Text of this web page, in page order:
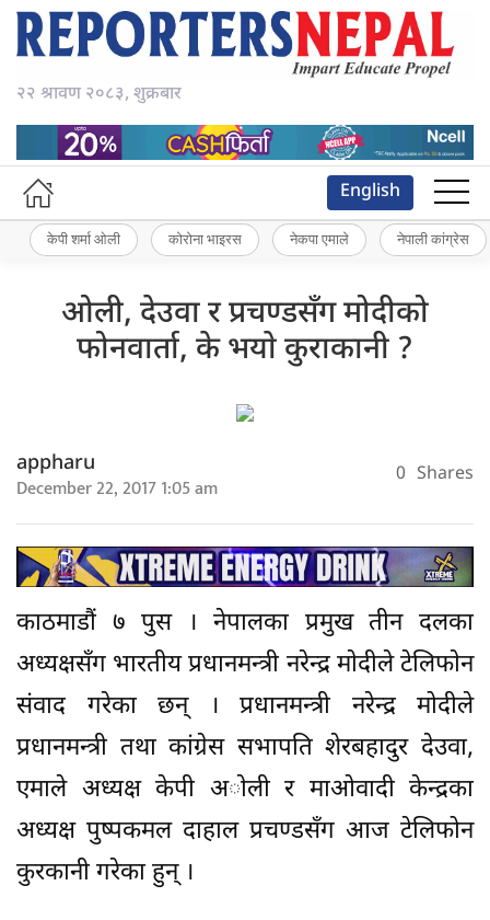
२२ श्रावण २०८३, शुक्रबार
English
केपी शर्मा ओली कोरोना भाइरस नेकपा एमाले नेपाली कांग्रेस
ओली, देउवा र प्रचण्डसँग मोदीको
फोनवार्ता, के भयाे कुराकानी ?
appharu
December 22, 2017 1:05 am 0 Shares
काठमाडौं ७ पुस । नेपालका प्रमुख तीन दलका
अध्यक्षसँग भारतीय प्रधानमन्त्री नरेन्द्र माेदीले टेलिफाेन
संवाद गरेका छन् । प्रधानमन्त्री नरेन्द्र मोदीले
प्रधानमन्त्री तथा कांग्रेस सभापति शेरबहादुर देउवा,
एमाले अध्यक्ष केपी अाेली र माओवादी केन्द्रका
अध्यक्ष पुष्पकमल दाहाल प्रचण्डसँग आज टेलिफोन
कुरकानी गरेका हुन् ।